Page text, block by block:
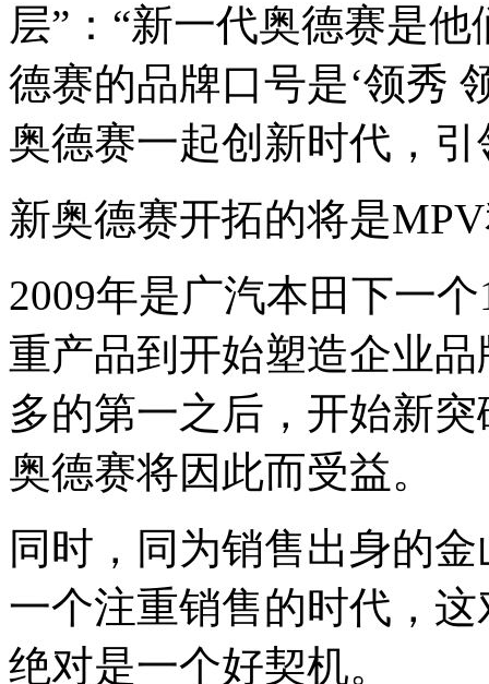
层”：“新一代奥德赛是
德赛的品牌口号是‘领秀
奥德赛一起创新时代，引
新奥德赛开拓的将是
2009年是广汽本田下一
重产品到开始塑造企业
多的第一之后，开始新
奥德赛将因此而受益。
同时，同为销售出身的
一个注重销售的时代，
绝对是一个好契机。